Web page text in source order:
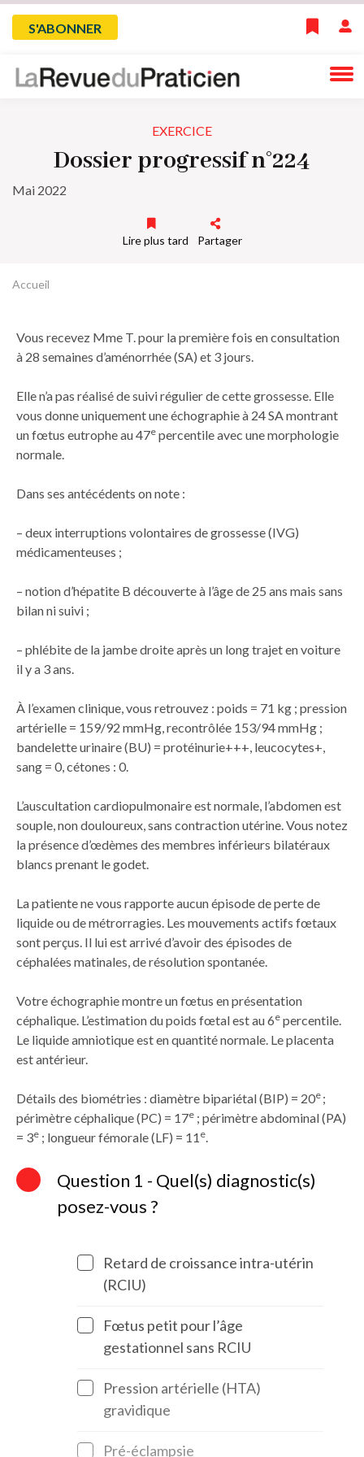
Skip
navigation
Menu
du
l'utilisateur
S'ABONNER
EXERCICE
Dossier progressif n°224
Mai 2022
Lire plus tard Partager
Fil
d'Ariane
Accueil
Vous recevez Mme T. pour la première fois en consultation
à 28 semaines d’aménorrhée (SA) et 3 jours.
Elle n’a pas réalisé de suivi régulier de cette grossesse. Elle
vous donne uniquement une échographie à 24 SA montrant
un fœtus eutrophe au 47e percentile avec une morphologie
normale.
Dans ses antécédents on note :
– deux interruptions volontaires de grossesse (IVG)
médicamenteuses ;
– notion d’hépatite B découverte à l’âge de 25 ans mais sans
bilan ni suivi ;
– phlébite de la jambe droite après un long trajet en voiture
il y a 3 ans.
À l’examen clinique, vous retrouvez : poids = 71 kg ; pression
artérielle = 159/92 mmHg, recontrôlée 153/94 mmHg ;
bandelette urinaire (BU) = protéinurie+++, leucocytes+,
sang = 0, cétones : 0.
L’auscultation cardiopulmonaire est normale, l’abdomen est
souple, non douloureux, sans contraction utérine. Vous notez
la présence d’œdèmes des membres inférieurs bilatéraux
blancs prenant le godet.
La patiente ne vous rapporte aucun épisode de perte de
liquide ou de métrorragies. Les mouvements actifs fœtaux
sont perçus. Il lui est arrivé d’avoir des épisodes de
céphalées matinales, de résolution spontanée.
Votre échographie montre un fœtus en présentation
céphalique. L’estimation du poids fœtal est au 6e percentile.
Le liquide amniotique est en quantité normale. Le placenta
est antérieur.
Détails des biométries : diamètre bipariétal (BIP) = 20e ;
périmètre céphalique (PC) = 17e ; périmètre abdominal (PA)
= 3e ; longueur fémorale (LF) = 11 e.
Question 1 - Quel(s) diagnostic(s)
posez-vous ?
Retard de croissance intra-utérin
(RCIU)
Fœtus petit pour l’âge
gestationnel sans RCIU
Pression artérielle (HTA)
gravidique
Pré-éclampsie